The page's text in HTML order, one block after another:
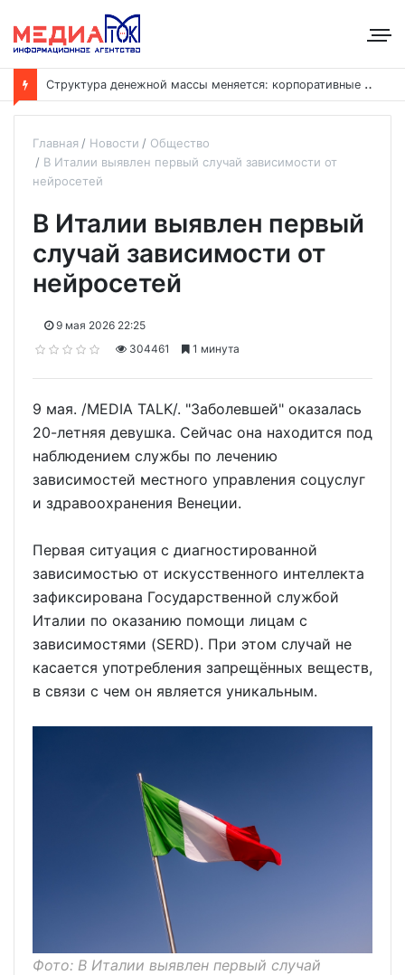
С
труктура денежной массы меняется: корпоративные депозиты обогнали вклады населения
Главная Новости
Общество
В Италии выявлен первый случай зависимости от
нейросетей
В Италии выявлен первый
случай зависимости от
нейросетей
9 мая 2026 22:25
304461
1 минута
9 мая. /MEDIA TALK/. "Заболевшей" оказалась
20-летняя девушка. Сейчас она находится под
наблюдением службы по лечению
зависимостей местного управления соцуслуг
и здравоохранения Венеции.
Первая ситуация с диагностированной
зависимостью от искусственного интеллекта
зафиксирована Государственной службой
Италии по оказанию помощи лицам с
зависимостями (SERD). При этом случай не
касается употребления запрещённых веществ,
в связи с чем он является уникальным.
Фото: В Италии выявлен первый случай